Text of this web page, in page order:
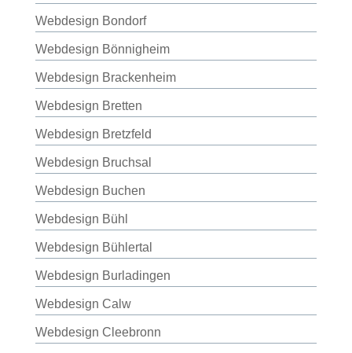
Webdesign Bondorf
Webdesign Bönnigheim
Webdesign Brackenheim
Webdesign Bretten
Webdesign Bretzfeld
Webdesign Bruchsal
Webdesign Buchen
Webdesign Bühl
Webdesign Bühlertal
Webdesign Burladingen
Webdesign Calw
Webdesign Cleebronn